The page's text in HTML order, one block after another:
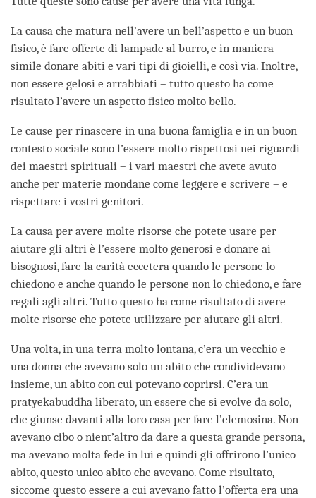
La causa che matura nell’avere un bell’aspetto e un buon
fisico, è fare offerte di lampade al burro, e in maniera
simile donare abiti e vari tipi di gioielli, e così via. Inoltre,
non essere gelosi e arrabbiati – tutto questo ha come
risultato l’avere un aspetto fisico molto bello.
Le cause per rinascere in una buona famiglia e in un buon
contesto sociale sono l’essere molto rispettosi nei riguardi
dei maestri spirituali – i vari maestri che avete avuto
anche per materie mondane come leggere e scrivere – e
rispettare i vostri genitori.
La causa per avere molte risorse che potete usare per
aiutare gli altri è l’essere molto generosi e donare ai
bisognosi, fare la carità eccetera quando le persone lo
chiedono e anche quando le persone non lo chiedono, e fare
regali agli altri. Tutto questo ha come risultato di avere
molte risorse che potete utilizzare per aiutare gli altri.
Una volta, in una terra molto lontana, c’era un vecchio e
una donna che avevano solo un abito che condividevano
insieme, un abito con cui potevano coprirsi. C’era un
pratyekabuddha liberato, un essere che si evolve da solo,
che giunse davanti alla loro casa per fare l’elemosina. Non
avevano cibo o nient’altro da dare a questa grande persona,
ma avevano molta fede in lui e quindi gli offrirono l’unico
abito, questo unico abito che avevano. Come risultato,
siccome questo essere a cui avevano fatto l’offerta era una